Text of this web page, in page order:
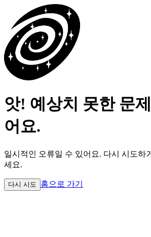
앗! 예상치 못한 문
어요.
일시적인 오류일 수 있어요. 다시 시도하
세요.
다시 시도 홈으로 가기